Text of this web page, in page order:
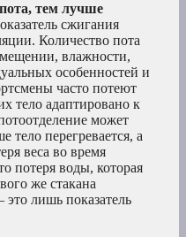
тем лучше
сжигания
Количество пота
влажности,
особенностей и
часто потеют
тело адаптировано к
может
тело перегревается, а
веса во время
потеря воды, которая
же стакана
лишь показатель